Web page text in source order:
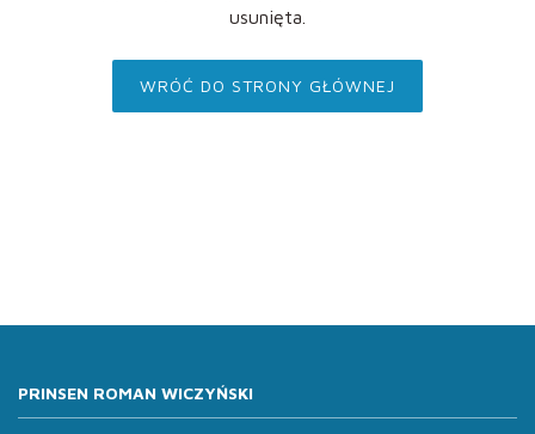
usunięta.
WRÓĆ DO STRONY GŁÓWNEJ
PRINSEN ROMAN WICZYŃSKI